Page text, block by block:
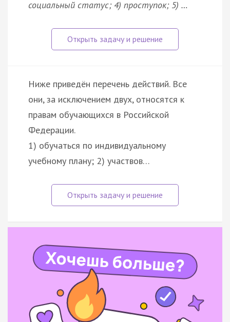
социальный статус; 4) проступок; 5) …
Ниже приведён перечень действий. Все
они, за исключением двух, относятся к
правам обучающихся в Российской
Федерации.
1) обучаться по индивидуальному
учебному плану; 2) участвов…